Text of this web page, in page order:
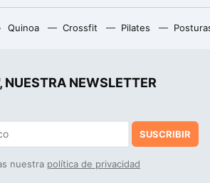
Quinoa Crossfit Pilates
NEWSLETTER
SUSCRIBIR
nuestra política de privacidad